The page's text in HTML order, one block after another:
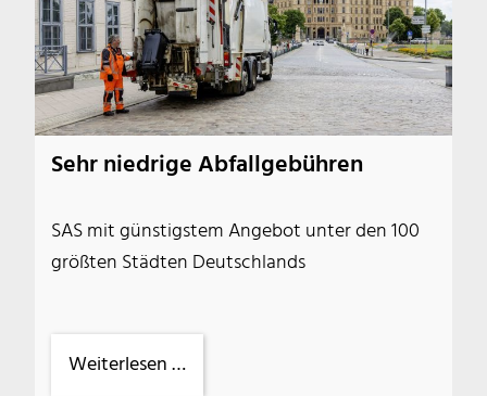
Sehr niedrige Abfallgebühren
SAS mit günstigstem Angebot unter den 100
größten Städten Deutschlands
Weiterlesen …Sehr